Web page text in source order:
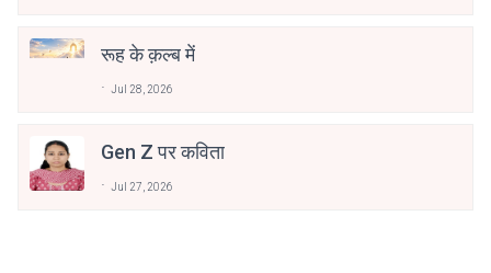
रूह के क़ल्ब में
Jul 28, 2026
Gen Z पर कविता
Jul 27, 2026